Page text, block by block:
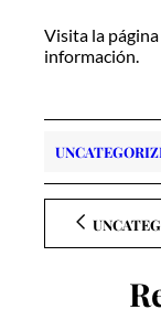
Visita la
información.